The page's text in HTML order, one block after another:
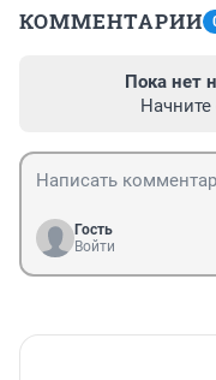
КОММЕНТАРИИ
Пока нет
Гость
Войти